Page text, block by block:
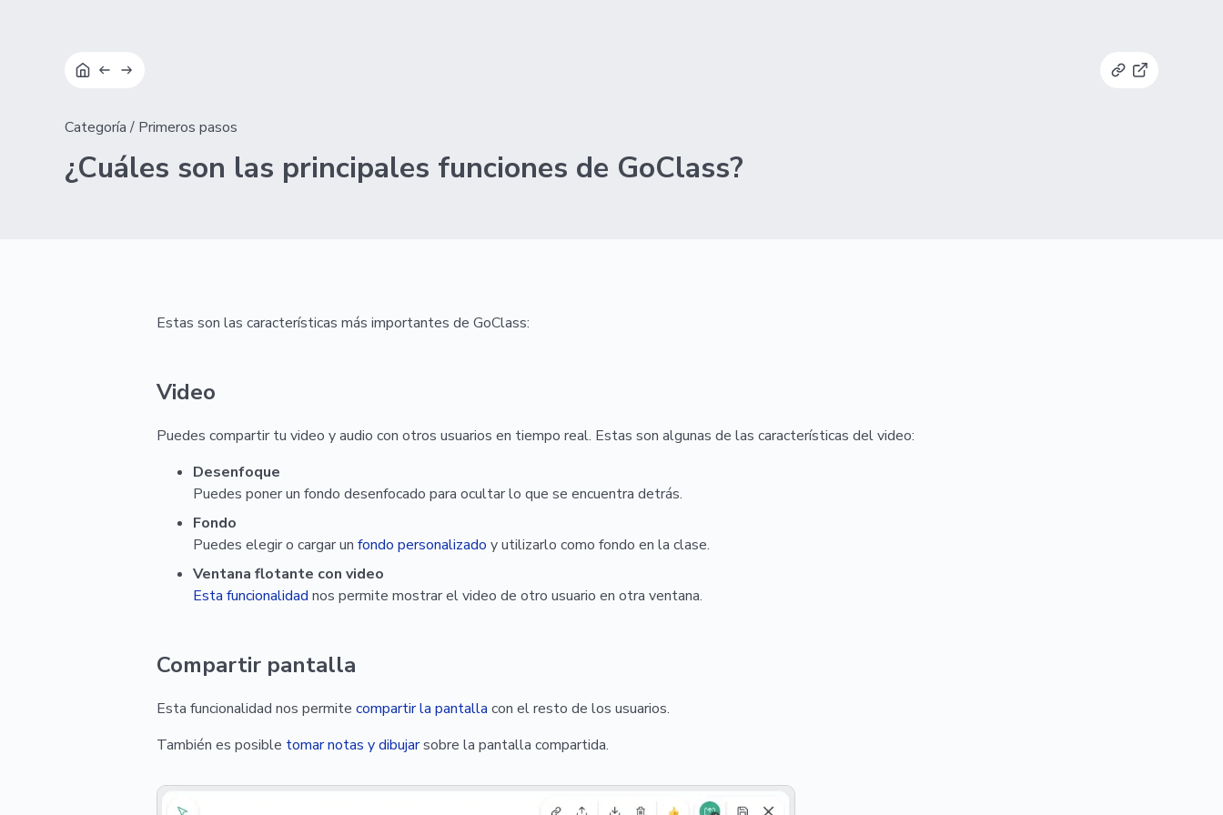
Categoría/ Primeros pasos
¿Cuáles son las principales funciones de GoClass?
Estas son las características más importantes de GoClass:
Video
Puedes compartir tu video y audio con otros usuarios en tiempo real. Estas son algunas de las características del video:
Desenfoque
Puedes poner un fondo desenfocado para ocultar lo que se encuentra detrás.
Fondo
Puedes elegir o cargar un fondo personalizado y utilizarlo como fondo en la clase.
Ventana flotante con video
Esta funcionalidad nos permite mostrar el video de otro usuario en otra ventana.
Compartir pantalla
Esta funcionalidad nos permite compartir la pantalla con el resto de los usuarios.
También es posible tomar notas y dibujarsobre la pantalla compartida.